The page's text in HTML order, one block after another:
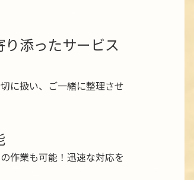
添ったサービス
に扱い、ご一緒に整理させ
作業も可能！迅速な対応を